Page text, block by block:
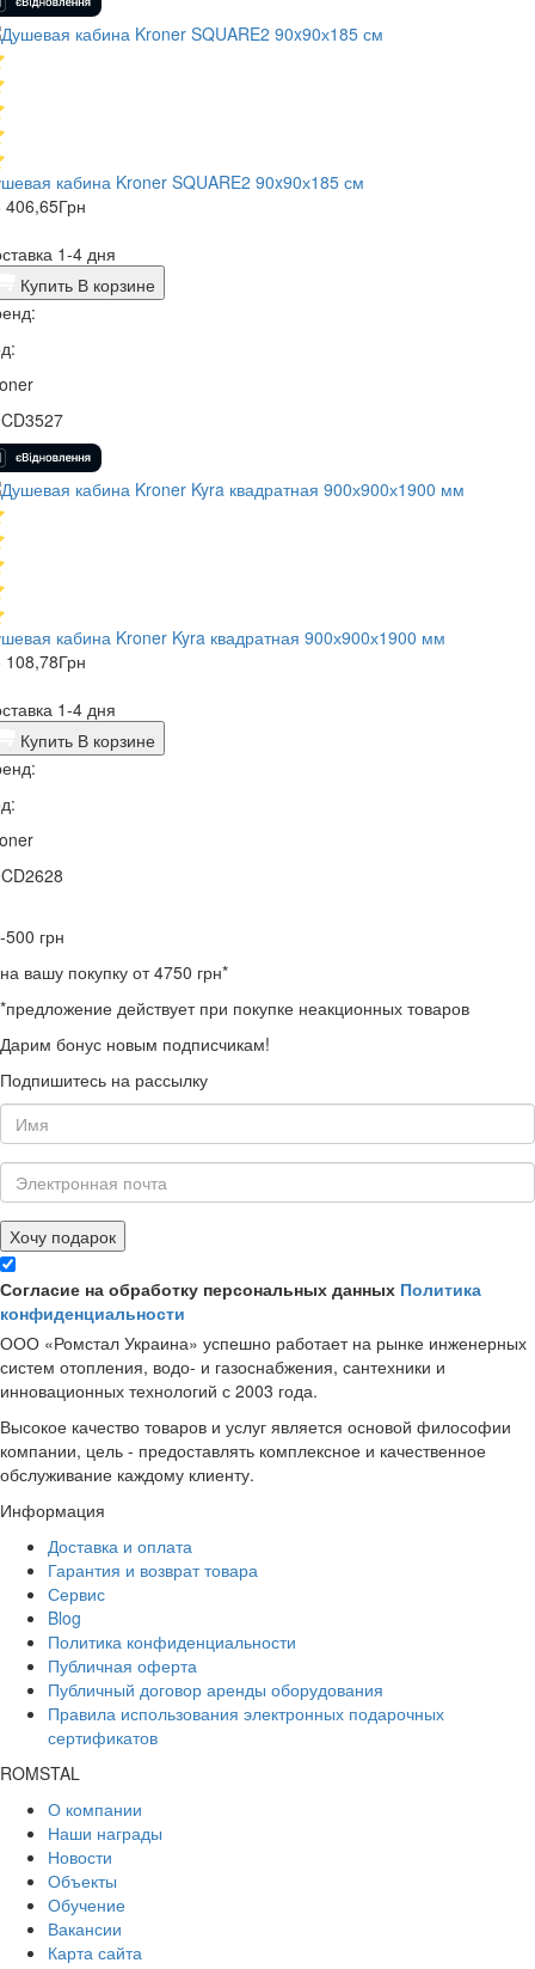
кабина Kroner SQUARE2 90x90х185 см
406,65Грн
1-4 дня
Купить В корзине
кабина Kroner Kyra квадратная 900х900х1900 мм
108,78Грн
1-4 дня
Купить В корзине
-500 грн
на вашу покупку от 4750 грн*
*предложение действует при покупке неакционных товаров
Дарим бонус новым подписчикам!
Подпишитесь на рассылку
Хочу подарок
Согласие на обработку персональных данных Политика
конфиденциальности
ООО «Ромстал Украина» успешно работает на рынке инженерных
систем отопления, водо- и газоснабжения, сантехники и
инновационных технологий с 2003 года.
Высокое качество товаров и услуг является основой философии
компании, цель - предоставлять комплексное и качественное
обслуживание каждому клиенту.
Информация
Доставка и оплата
Гарантия и возврат товара
Сервис
Blog
Политика конфиденциальности
Публичная оферта
Публичный договор аренды оборудования
Правила использования электронных подарочных
сертификатов
ROMSTAL
О компании
Наши награды
Новости
Объекты
Обучение
Вакансии
Карта сайта